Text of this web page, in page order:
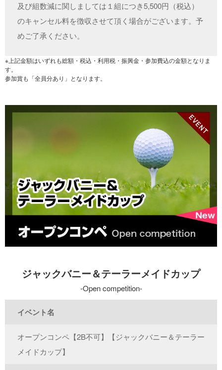
及び組数減に関しましては１組につき5,500円（税込）
のキャンセル料を徴収させて頂く場合がございます。予
めご了承ください。
※上記金額はいずれも総額・税込・利用税・振興金・参加費込の金額となりま
す。
参加賞も「全員分あり」となります。
ジャックバニー＆テーラーメイドカップ
Open competition
イベント名
オープンコンペ【2B不可】【ジャックバニー＆テーラー
メイドカップ】